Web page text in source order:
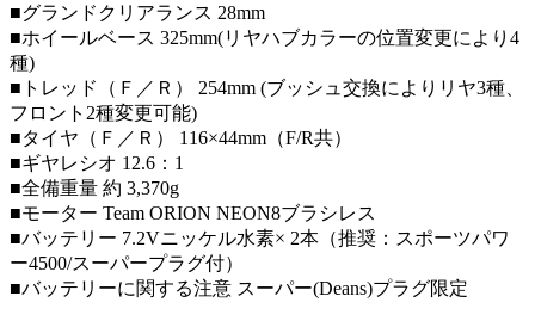
■グランドクリアランス 28mm
■ホイールベース 325mm(リヤハブカラーの位置変更により4
種)
■トレッド（Ｆ／Ｒ） 254mm (ブッシュ交換によりリヤ3種、
フロント2種変更可能)
■タイヤ（Ｆ／Ｒ） 116×44mm（F/R共）
■ギヤレシオ 12.6：1
■全備重量 約 3,370g
■モーター Team ORION NEON8ブラシレス
■バッテリー 7.2Vニッケル水素× 2本（推奨：スポーツパワ
ー4500/スーパープラグ付）
■バッテリーに関する注意 スーパー(Deans)プラグ限定